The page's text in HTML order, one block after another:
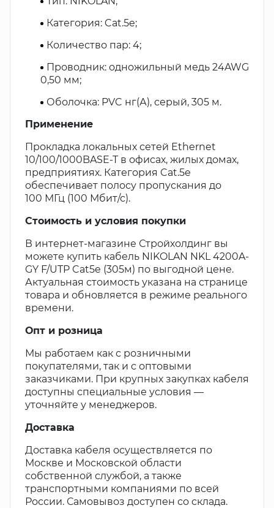
Категория: Cat.5e;
Количество пар: 4;
Проводник: одножильный медь 24AWG
0,50 мм;
Оболочка: PVC нг(А), серый, 305 м.
Применение
Прокладка локальных сетей Ethernet
10/100/1000BASE-T в офисах, жилых домах,
предприятиях. Категория Cat.5e
обеспечивает полосу пропускания до
100 МГц (100 Мбит/с).
Стоимость и условия покупки
В интернет-магазине Стройхолдинг вы
можете купить кабель NIKOLAN NKL 4200A-
GY F/UTP Cat5e (305м) по выгодной цене.
Актуальная стоимость указана на странице
товара и обновляется в режиме реального
времени.
Опт и розница
Мы работаем как с розничными
покупателями, так и с оптовыми
заказчиками. При крупных закупках кабеля
доступны специальные условия —
уточняйте у менеджеров.
Доставка
Доставка кабеля осуществляется по
Москве и Московской области
собственной службой, а также
транспортными компаниями по всей
России. Самовывоз доступен со склада.